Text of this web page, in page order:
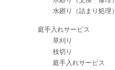
水廻り（詰まり処理）
庭手入れサービス
草刈り
枝切り
庭手入れサービス